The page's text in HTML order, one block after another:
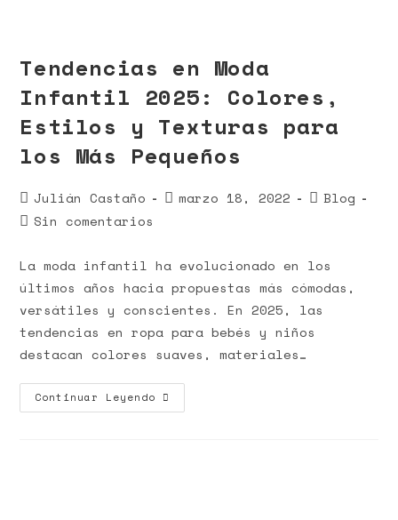
Tendencias en Moda
Infantil 2025: Colores,
Estilos y Texturas para
los Más Pequeños
Julián Castaño marzo 18, 2022
Blog
Sin comentarios
La moda infantil ha evolucionado en los
últimos años hacia propuestas más cómodas,
versátiles y conscientes. En 2025, las
tendencias en ropa para bebés y niños
destacan colores suaves, materiales…
Continuar Leyendo